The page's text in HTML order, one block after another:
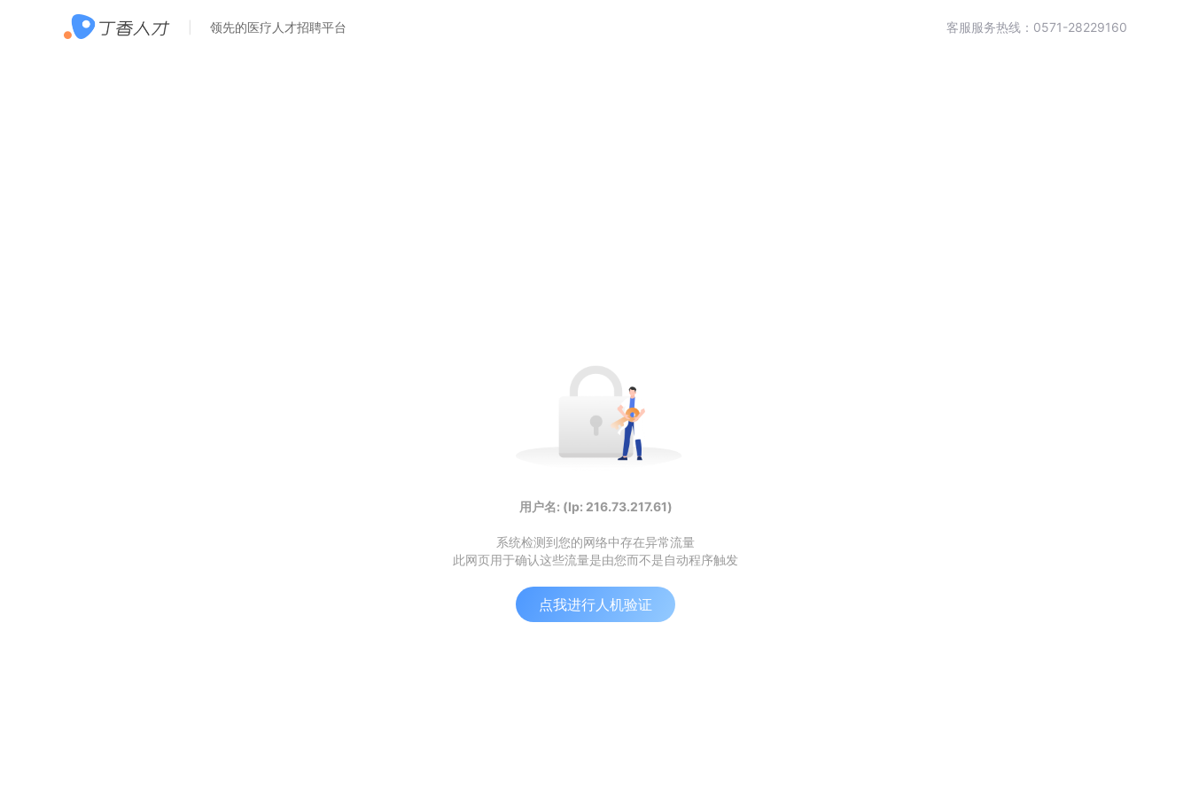
领先的医疗人才招聘平台 客服服务热线：0571-28229160
用户名: (Ip: 216.73.217.61)
系统检测到您的网络中存在异常流量
此网页用于确认这些流量是由您而不是自动程序触发
点我进行人机验证